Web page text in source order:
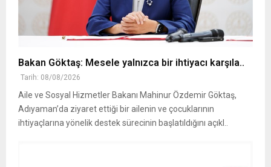
Bakan Göktaş: Mesele yalnızca bir ihtiyacı karşıla..
Tarih: 08/08/2026
Aile ve Sosyal Hizmetler Bakanı Mahinur Özdemir Göktaş,
Adıyaman’da ziyaret ettiği bir ailenin ve çocuklarının
ihtiyaçlarına yönelik destek sürecinin başlatıldığını açıkl..